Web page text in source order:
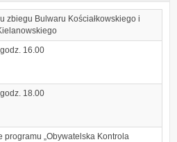
zbiegu Bulwaru Kościałkowskiego i
16.00
18.00
programu „Obywatelska Kontrola